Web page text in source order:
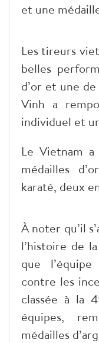
et une
Les tireurs
belles
d’or et une
Vinh a
individuel et
Le Vietnam
médailles
karaté, deux
À noter qu’il
l’histoire de
que
contre les
classée à la
équipes,
médailles